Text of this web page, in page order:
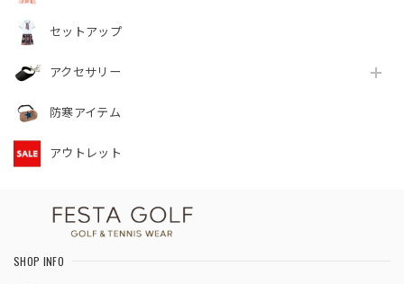
セットアップ
アクセサリー
防寒アイテム
アウトレット
SHOP INFO